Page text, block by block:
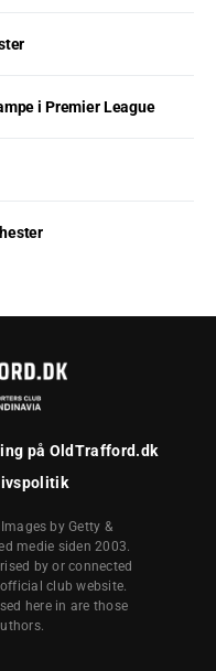
i Premier League
på OldTrafford.dk
by Getty &
medie siden 2003.
by or connected
club website.
here in are those